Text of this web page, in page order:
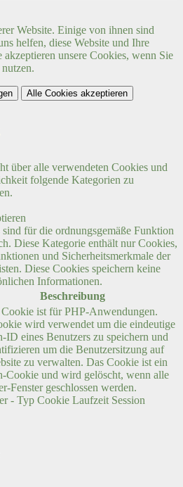
Website. Einige von ihnen sind
helfen, diese Website und Ihre
unsere Cookies, wenn Sie
Alle Cookies akzeptieren
über alle verwendeten Cookies und
folgende Kategorien zu
für die ordnungsgemäße Funktion
Diese Kategorie enthält nur Cookies,
und Sicherheitsmerkmale der
Diese Cookies speichern keine
Informationen.
Beschreibung
Cookie ist für PHP-Anwendungen.
wird verwendet um die eindeutige
ID eines Benutzers zu speichern und
um die Benutzersitzung auf
zu verwalten. Das Cookie ist ein
Cookie und wird gelöscht, wenn alle
Fenster geschlossen werden.
- Typ Cookie Laufzeit Session